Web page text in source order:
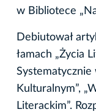
w Bibliotece
Debiutował
łamach „Życia
Systematycznie
Kulturalnym”,
Literackim”.